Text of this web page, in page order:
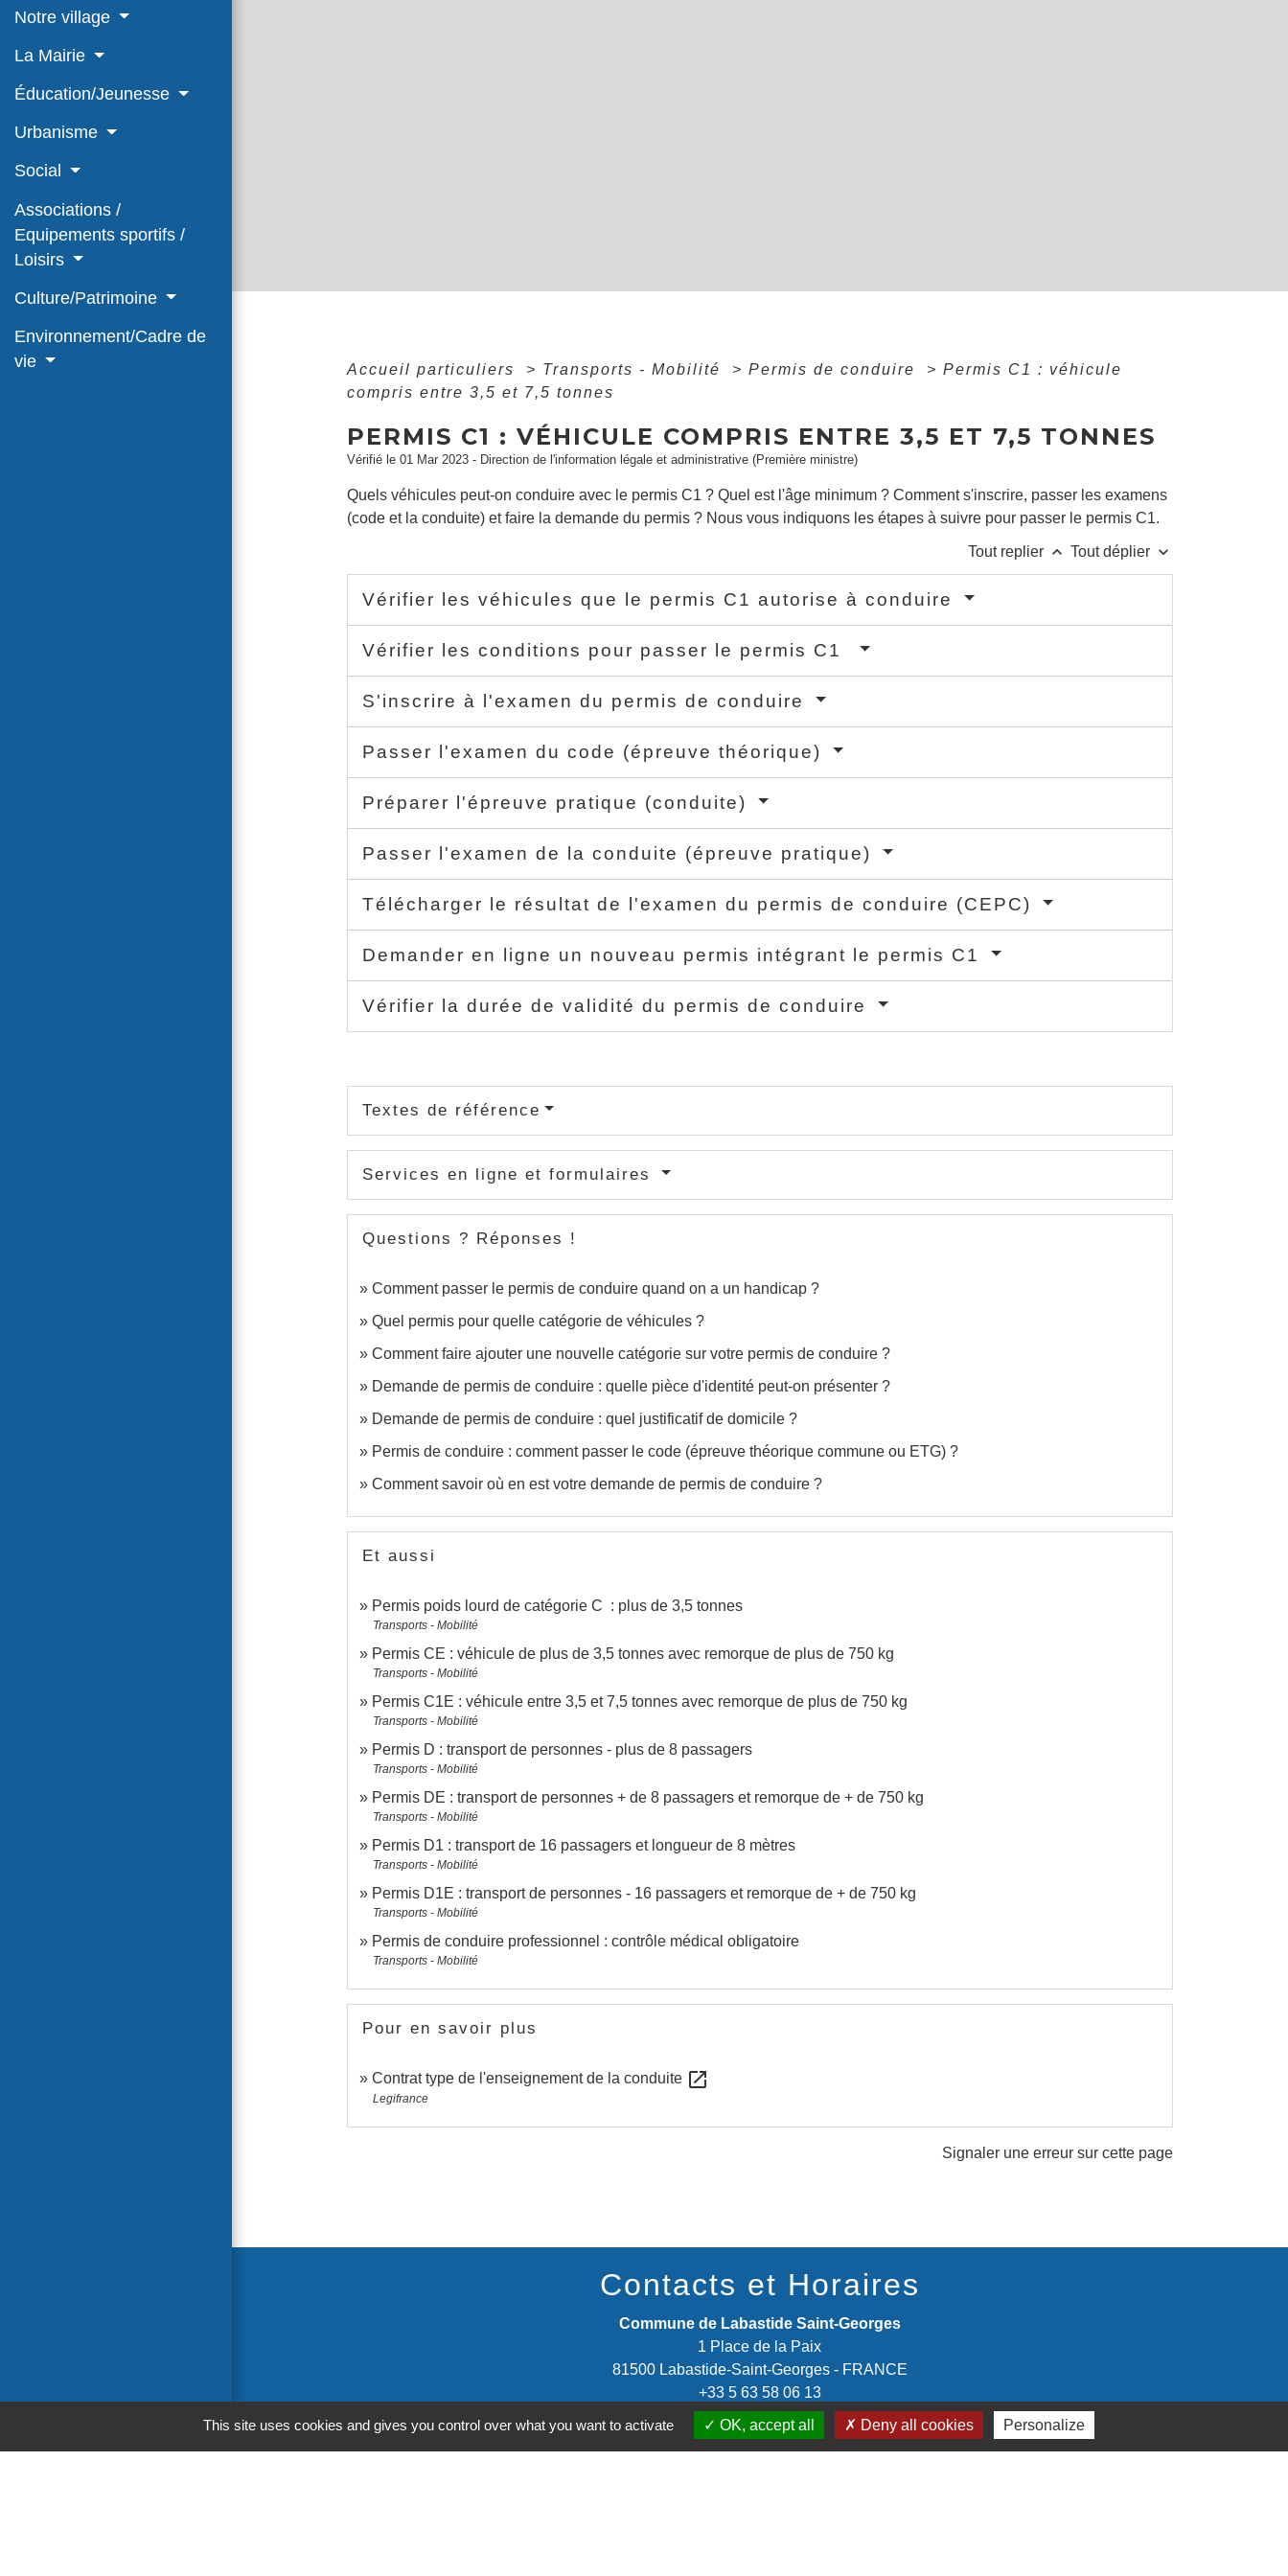
Notre village
La Mairie
Éducation/Jeunesse
Urbanisme
Social
Associations /
Equipements sportifs /
Loisirs
Culture/Patrimoine
Environnement/Cadre de
vie
Accueil particuliers > Transports - Mobilité > Permis de conduire > Permis C1 : véhicule
compris entre 3,5 et 7,5 tonnes
PERMIS C1 : VÉHICULE COMPRIS ENTRE 3,5 ET 7,5 TONNES
Vérifié le 01 Mar 2023 - Direction de l'information légale et administrative (Première ministre)
Quels véhicules peut-on conduire avec le permis C1 ? Quel est l'âge minimum ? Comment s'inscrire, passer les examens
(code et la conduite) et faire la demande du permis ? Nous vous indiquons les étapes à suivre pour passer le permis C1.
Tout replier keyboard_arrow_up Tout déplier keyboard_arrow_down
Vérifier les véhicules que le permis C1 autorise à conduire
Vérifier les conditions pour passer le permis C1
S'inscrire à l'examen du permis de conduire
Passer l'examen du code (épreuve théorique)
Préparer l'épreuve pratique (conduite)
Passer l'examen de la conduite (épreuve pratique)
Télécharger le résultat de l'examen du permis de conduire (CEPC)
Demander en ligne un nouveau permis intégrant le permis C1
Vérifier la durée de validité du permis de conduire
Textes de référence
Services en ligne et formulaires
Questions ? Réponses !
Comment passer le permis de conduire quand on a un handicap ?
Quel permis pour quelle catégorie de véhicules ?
Comment faire ajouter une nouvelle catégorie sur votre permis de conduire ?
Demande de permis de conduire : quelle pièce d'identité peut-on présenter ?
Demande de permis de conduire : quel justificatif de domicile ?
Permis de conduire : comment passer le code (épreuve théorique commune ou ETG) ?
Comment savoir où en est votre demande de permis de conduire ?
Et aussi
Permis poids lourd de catégorie C : plus de 3,5 tonnes
Transports - Mobilité
Permis CE : véhicule de plus de 3,5 tonnes avec remorque de plus de 750 kg
Transports - Mobilité
Permis C1E : véhicule entre 3,5 et 7,5 tonnes avec remorque de plus de 750 kg
Transports - Mobilité
Permis D : transport de personnes - plus de 8 passagers
Transports - Mobilité
Permis DE : transport de personnes + de 8 passagers et remorque de + de 750 kg
Transports - Mobilité
Permis D1 : transport de 16 passagers et longueur de 8 mètres
Transports - Mobilité
Permis D1E : transport de personnes - 16 passagers et remorque de + de 750 kg
Transports - Mobilité
Permis de conduire professionnel : contrôle médical obligatoire
Transports - Mobilité
Pour en savoir plus
Contrat type de l'enseignement de la conduite open_in_new
Legifrance
Signaler une erreur sur cette page
Contacts et Horaires
Commune de Labastide Saint-Georges
1 Place de la Paix
81500 Labastide-Saint-Georges - FRANCE
+33 5 63 58 06 13
Contact par formulaire
This site uses cookies and gives you control over what you want to activate OK, accept all Deny all cookies Personalize